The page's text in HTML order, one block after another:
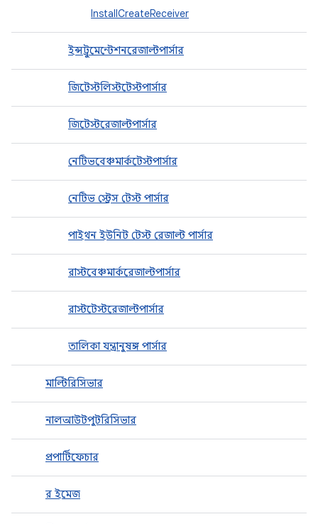
InstallCreateReceiver
ইন্সট্রুমেন্টেশনরেজাল্টপার্সার
জিটেস্টলিস্টটেস্টপার্সার
জিটেস্টরেজাল্টপার্সার
নেটিভবেঞ্চমার্কটেস্টপার্সার
নেটিভ স্ট্রেস টেস্ট পার্সার
পাইথন ইউনিট টেস্ট রেজাল্ট পার্সার
রাস্টবেঞ্চমার্করেজাল্টপার্সার
রাস্টটেস্টরেজাল্টপার্সার
তালিকা যন্ত্রানুষঙ্গ পার্সার
মাল্টিরিসিভার
নালআউটপুটরিসিভার
প্রপার্টিফেচার
র ইমেজ